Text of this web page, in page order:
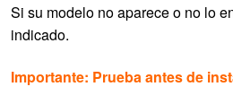
Si su modelo no aparece o no lo
indicado.
Importante: Prueba antes de